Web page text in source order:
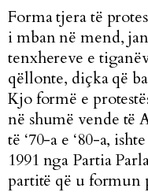
Forma tjera të
i mban në mend,
tenxhereve e
qëllonte, diçka që
Kjo formë e
në shumë vende të
të ‘70-a e ‘80-a,
1991 nga Partia
partitë që u formun